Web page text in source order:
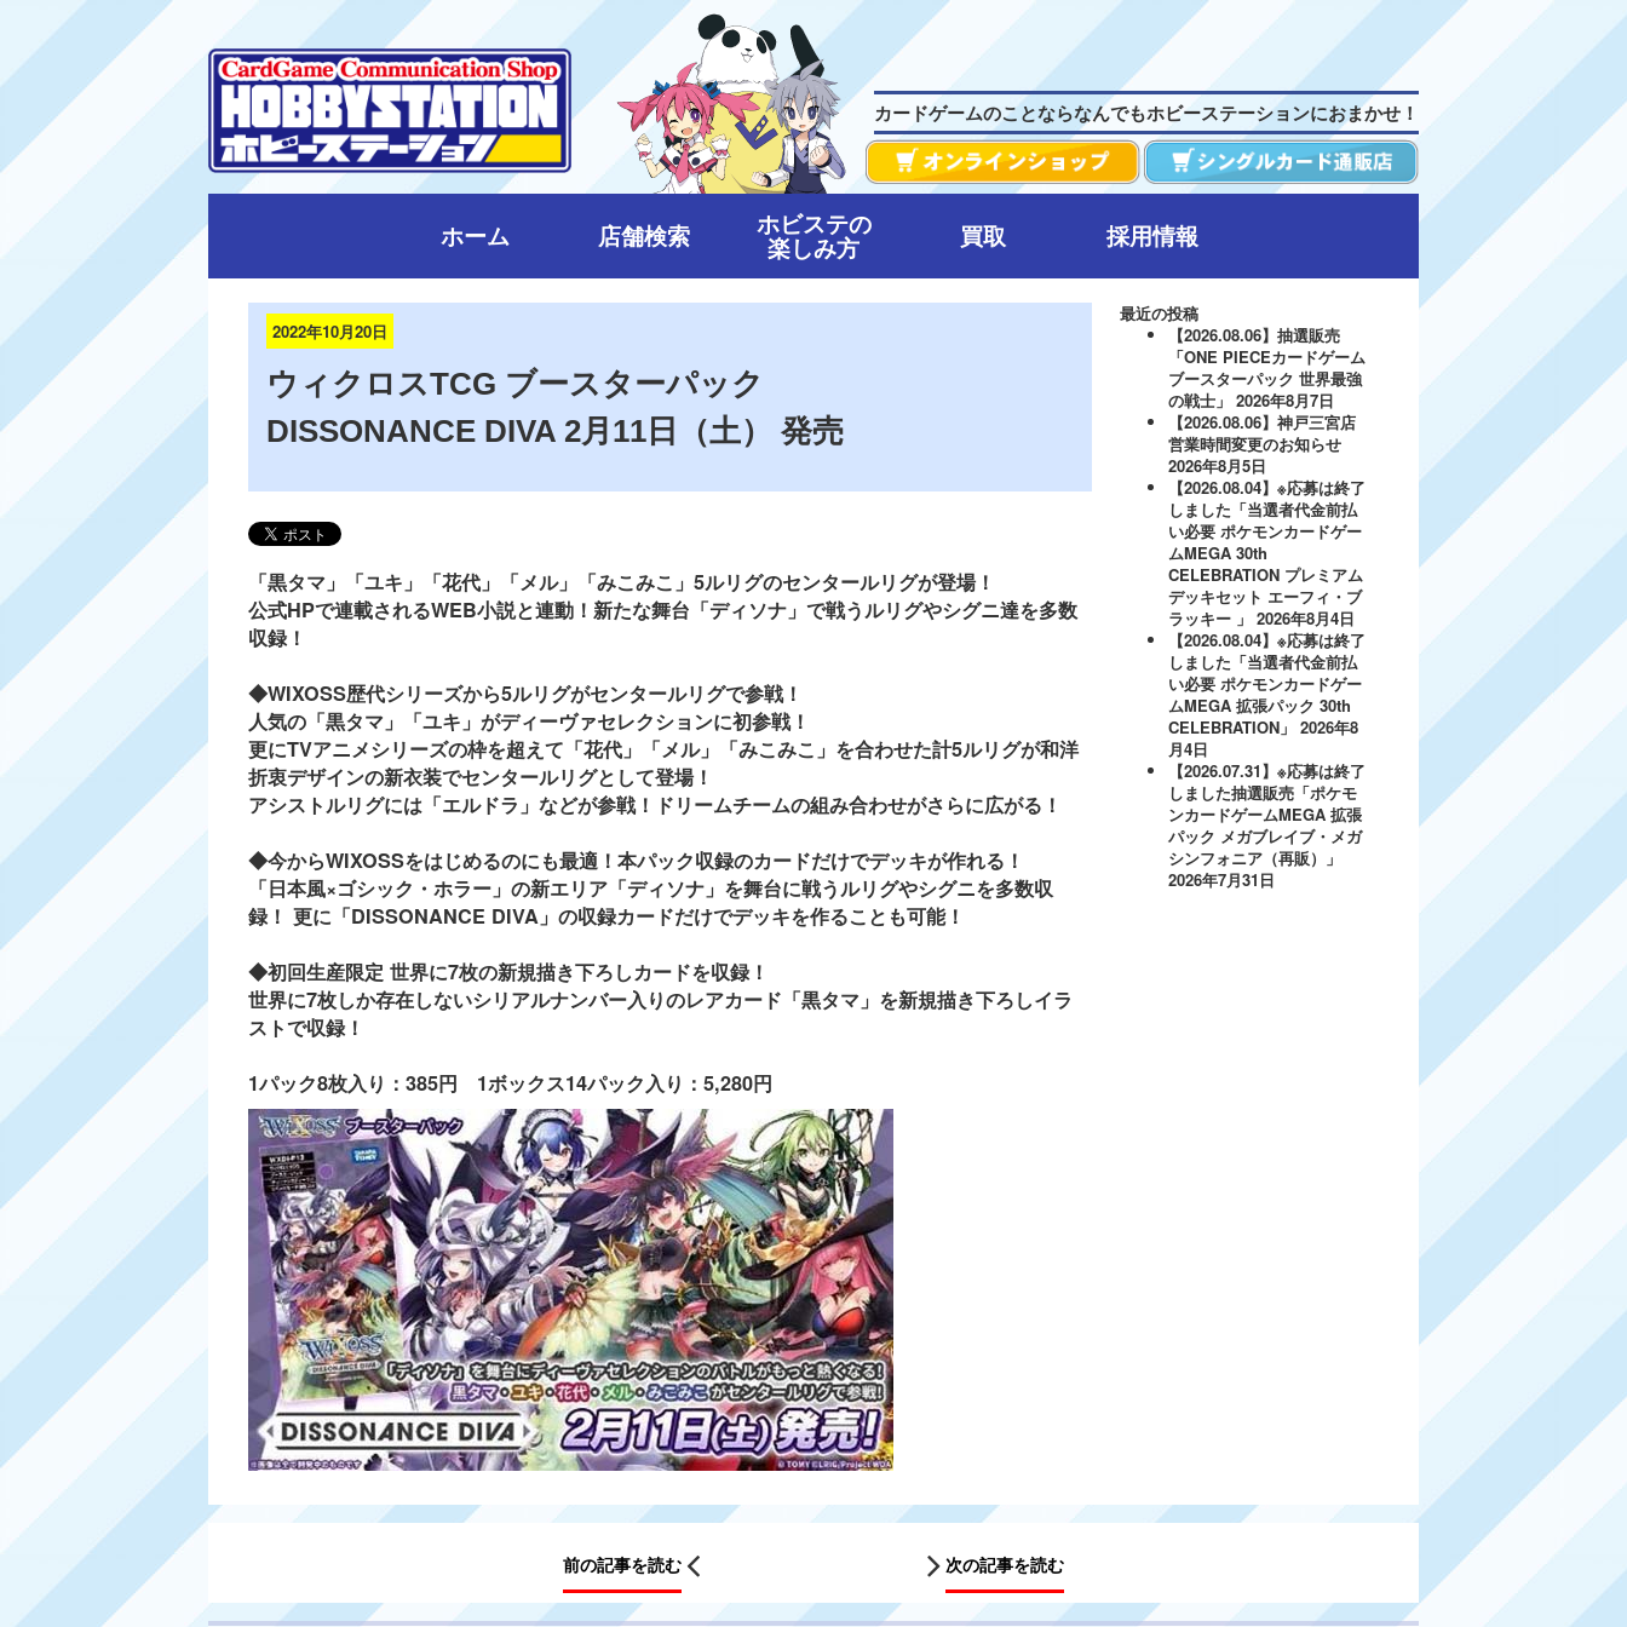
カードゲームのことならなんでもホビーステーションにおまかせ！
ホーム 店舗検索 ホビステの
楽しみ方 買取 採用情報
2022年10月20日
ウィクロスTCG ブースターパック
DISSONANCE DIVA 2月11日（土） 発売
「黒タマ」「ユキ」「花代」「メル」「みこみこ」5ルリグのセンタールリグが登場！
公式HPで連載されるWEB小説と連動！新たな舞台「ディソナ」で戦うルリグやシグニ達を多数
収録！
◆WIXOSS歴代シリーズから5ルリグがセンタールリグで参戦！
人気の「黒タマ」「ユキ」がディーヴァセレクションに初参戦！
更にTVアニメシリーズの枠を超えて「花代」「メル」「みこみこ」を合わせた計5ルリグが和洋
折衷デザインの新衣装でセンタールリグとして登場！
アシストルリグには「エルドラ」などが参戦！ドリームチームの組み合わせがさらに広がる！
◆今からWIXOSSをはじめるのにも最適！本パック収録のカードだけでデッキが作れる！
「日本風×ゴシック・ホラー」の新エリア「ディソナ」を舞台に戦うルリグやシグニを多数収
録！ 更に「DISSONANCE DIVA」の収録カードだけでデッキを作ることも可能！
◆初回生産限定 世界に7枚の新規描き下ろしカードを収録！
世界に7枚しか存在しないシリアルナンバー入りのレアカード「黒タマ」を新規描き下ろしイラ
ストで収録！
1パック8枚入り：385円 1ボックス14パック入り：5,280円
最近の投稿
【2026.08.06】抽選販売
「ONE PIECEカードゲーム
ブースターパック 世界最強
の戦士」 2026年8月7日
【2026.08.06】神戸三宮店
営業時間変更のお知らせ
2026年8月5日
【2026.08.04】※応募は終了
しました「当選者代金前払
い必要 ポケモンカードゲー
ムMEGA 30th
CELEBRATION プレミアム
デッキセット エーフィ・ブ
ラッキー 」 2026年8月4日
【2026.08.04】※応募は終了
しました「当選者代金前払
い必要 ポケモンカードゲー
ムMEGA 拡張パック 30th
CELEBRATION」 2026年8
月4日
【2026.07.31】※応募は終了
しました抽選販売「ポケモ
ンカードゲームMEGA 拡張
パック メガブレイブ・メガ
シンフォニア（再販）」
2026年7月31日
前の記事を読む 次の記事を読む